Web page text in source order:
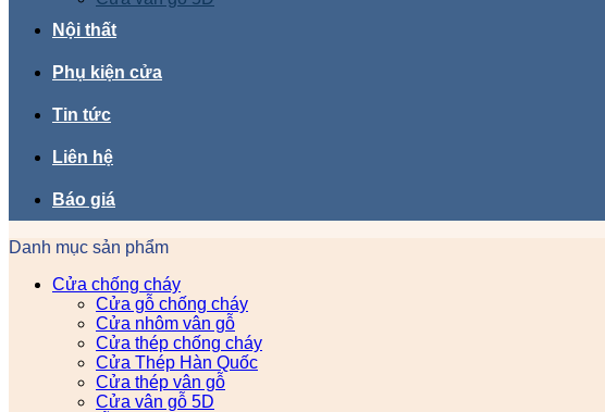
Nội thất
Phụ kiện cửa
Tin tức
Liên hệ
Báo giá
Danh mục sản phẩm
Cửa chống cháy
Cửa gỗ chống cháy
Cửa nhôm vân gỗ
Cửa thép chống cháy
Cửa Thép Hàn Quốc
Cửa thép vân gỗ
Cửa vân gỗ 5D